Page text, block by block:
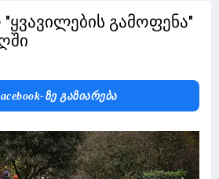
გამოფენა"
Ზე Გაზიარება